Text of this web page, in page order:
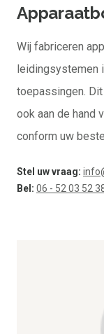
Wij fabriceren
leidingsystemen
toepassingen.
ook aan de hand
conform uw
Stel uw vraag:
Bel: 06 - 52 03 52